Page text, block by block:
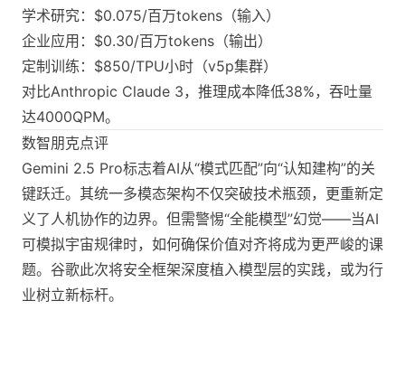
学术研究：$0.075/百万tokens（输入）
企业应用：$0.30/百万tokens（输出）
定制训练：$850/TPU小时（v5p集群）
对比Anthropic Claude 3，推理成本降低38%，吞吐量
达4000QPM。
数智朋克点评
Gemini 2.5 Pro标志着AI从“模式匹配”向“认知建构”的关
键跃迁。其统一多模态架构不仅突破技术瓶颈，更重新定
义了人机协作的边界。但需警惕“全能模型”幻觉——当AI
可模拟宇宙规律时，如何确保价值对齐将成为更严峻的课
题。谷歌此次将安全框架深度植入模型层的实践，或为行
业树立新标杆。